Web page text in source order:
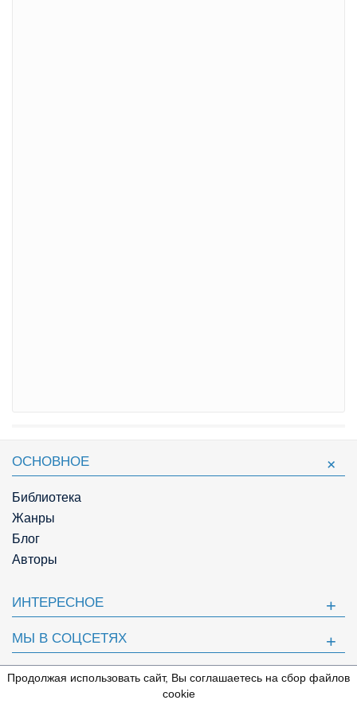
⇩
ОСНОВНОЕ
Библиотека
Жанры
Блог
Авторы
ИНТЕРЕСНОЕ
МЫ В СОЦСЕТЯХ
ПОЛЕЗНОЕ
Продолжая использовать сайт, Вы соглашаетесь на сбор файлов
cookie